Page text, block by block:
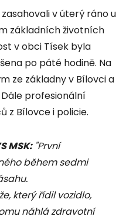
v úterý ráno u
základních životních
v obci Tísek byla
po páté hodině. Na
ze základny v Bílovci a
profesionální
z Bílovce i policie.
MSK:"První
během sedmi
který řídil vozidlo,
náhlá zdravotní